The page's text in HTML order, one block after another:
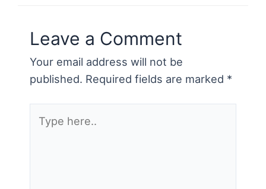
Leave a Comment
Your email address will not be
published. Required fields are marked *
here..